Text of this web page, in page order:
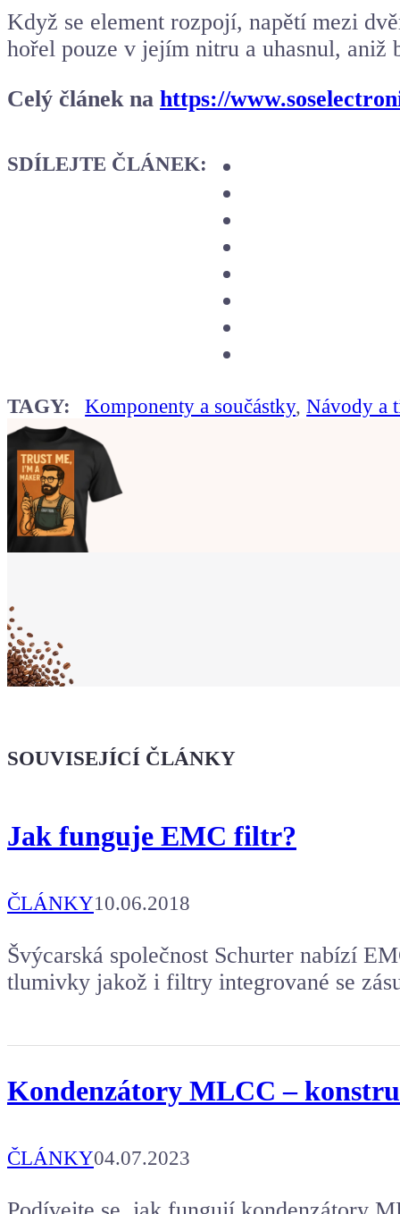
Když se element rozpojí, napětí mezi
hořel pouze v jejím nitru a uhasnul, aniž
Celý článek na https://
SDÍLEJTE ČLÁNEK:
TAGY: Komponenty a součástky,Návody a
že jsi Maker!
Koupit tričko
SOUVISEJÍCÍ ČLÁNKY
Jak funguje EMC filtr?
ČLÁNKY10.06.2018
Švýcarská společnost Schurter nabízí
tlumivky jakož i filtry integrované se
Kondenzátory MLCC –
ČLÁNKY04.07.2023